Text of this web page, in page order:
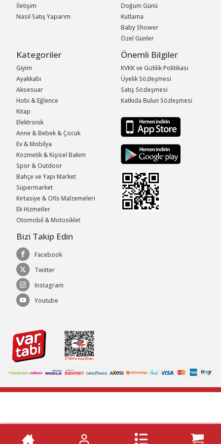
İletişim
Nasıl Satış Yaparım
Doğum Günü
Kutlama
Baby Shower
Özel Günler
Kategoriler
Giyim
Ayakkabı
Aksesuar
Hobi & Eğlence
Kitap
Elektronik
Anne & Bebek & Çocuk
Ev & Mobilya
Kozmetik & Kişisel Bakım
Spor & Outdoor
Bahçe ve Yapı Market
Süpermarket
Kırtasiye & Ofis Malzemeleri
Ek Hizmetler
Otomobil & Motosiklet
Önemli Bilgiler
KVKK ve Gizlilik Politikası
Üyelik Sözleşmesi
Satış Sözleşmesi
Katkıda Bulun Sözleşmesi
Bizi Takip Edin
Facebook
Twitter
Instagram
Youtube